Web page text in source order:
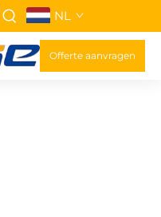
NL
Offerte aanvragen